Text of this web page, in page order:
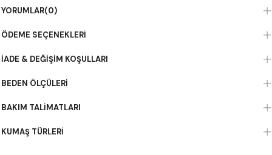
YORUMLAR(0)
ÖDEME SEÇENEKLERI
İADE & DEĞIŞIM KOŞULLARI
BEDEN ÖLÇÜLERI
BAKIM TALIMATLARI
KUMAŞ TÜRLERI